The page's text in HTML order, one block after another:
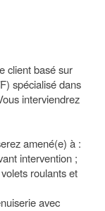
client basé sur
spécialisé dans
interviendrez
amené(e) à :
intervention ;
roulants et
avec